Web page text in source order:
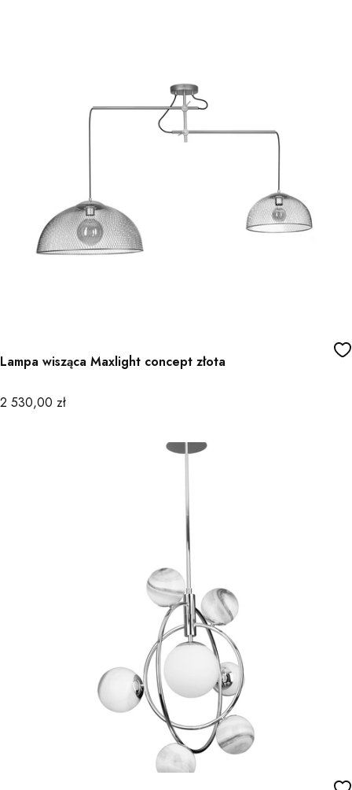
Lampa wisząca Maxlight concept złota
Cena
2 530,00 zł